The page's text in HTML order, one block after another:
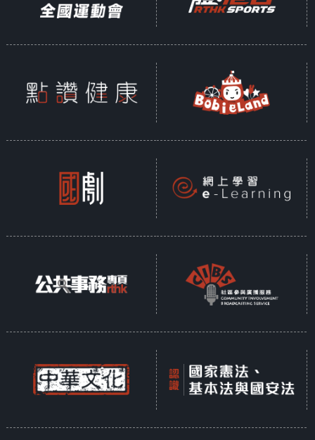
经历和故事，以及喜欢香港的原因和对香港的